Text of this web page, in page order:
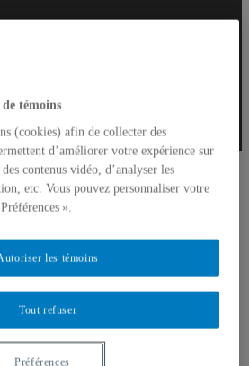
témoins
(cookies) afin de collecter des
d’améliorer votre expérience sur
contenus vidéo, d’analyser les
etc. Vous pouvez personnaliser votre
».
Tout refuser
les témoins
Préférences